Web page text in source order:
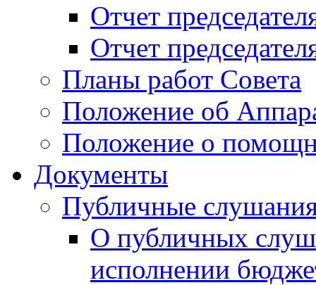
Отчет
Отчет
Планы работ Совета
Положение об
Положение о
Документы
Публичные
О публичных
исполнении